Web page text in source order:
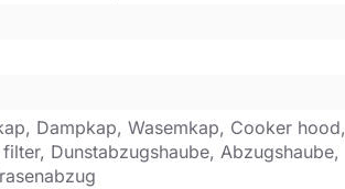
Dampkap, Wasemkap, Cooker hood,
Dunstabzugshaube, Abzugshaube,